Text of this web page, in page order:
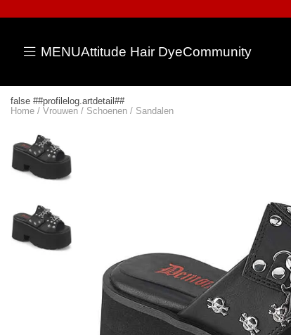
MENUAttitude Hair DyeCommunity
false ##profilelog.artdetail##
Home / Vrouwen / Schoenen / Sandalen